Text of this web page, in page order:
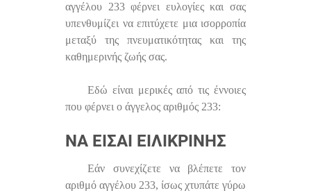
αγγέλου 233 φέρνει ευλογίες και σας
υπενθυμίζει να επιτύχετε μια ισορροπία
μεταξύ της πνευματικότητας και της
καθημερινής ζωής σας.
Εδώ είναι μερικές από τις έννοιες
που φέρνει ο άγγελος αριθμός 233:
ΝΑ ΕΊΣΑΙ ΕΙΛΙΚΡΙΝΉΣ
Εάν συνεχίζετε να βλέπετε τον
αριθμό αγγέλου 233, ίσως χτυπάτε γύρω